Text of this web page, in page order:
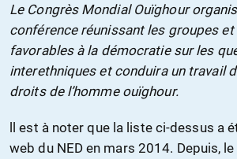
Le Congrès Mondial Ouïghour
conférence réunissant les groupes et
favorables à la démocratie sur les
interethniques et conduira un travail
droits de l’homme ouïghour.
ll est à noter que la liste ci-dessus a
web du NED en mars 2014. Depuis,